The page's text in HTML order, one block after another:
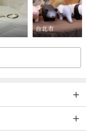
台北市